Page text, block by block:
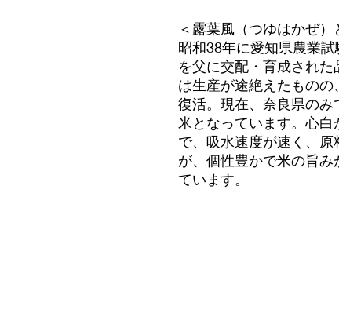
＜露葉風（つゆはかぜ）
昭和38年に愛知県農業試
を父に交配・育成され
は生産が途絶えたもの
復活。現在、奈良県の
米となっています。心
で、吸水速度が速く、
が、個性豊かで米の旨
ています。